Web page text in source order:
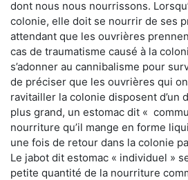
dont nous nous nourrissons.
colonie, elle doit se nourrir de ses
attendant que les ouvrières
cas de traumatisme causé à la
s’adonner au cannibalisme pour
de préciser que les ouvrières qui
ravitailler la colonie disposent d’un
plus grand, un estomac dit «
nourriture qu’il mange en forme
une fois de retour dans la colonie
Le jabot dit estomac « individuel »
petite quantité de la nourriture